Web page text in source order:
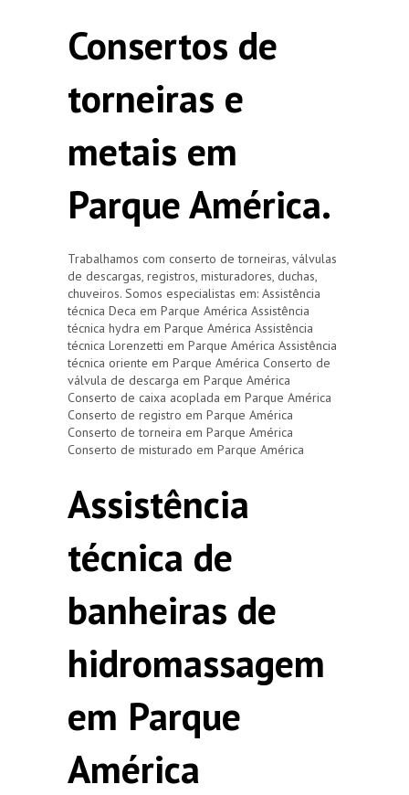
Consertos de
torneiras e
metais em
Parque América.
Trabalhamos com conserto de torneiras, válvulas
de descargas, registros, misturadores, duchas,
chuveiros. Somos especialistas em: Assistência
técnica Deca em Parque América Assistência
técnica hydra em Parque América Assistência
técnica Lorenzetti em Parque América Assistência
técnica oriente em Parque América Conserto de
válvula de descarga em Parque América
Conserto de caixa acoplada em Parque América
Conserto de registro em Parque América
Conserto de torneira em Parque América
Conserto de misturado em Parque América
Assistência
técnica de
banheiras de
hidromassagem
em Parque
América